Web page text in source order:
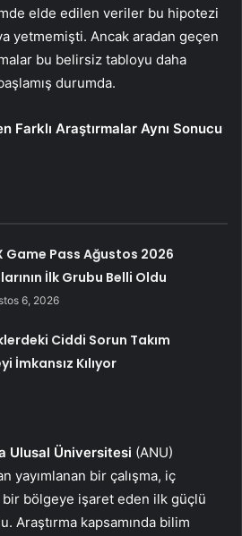
elde edilen veriler bu hipotezi
yetmemişti. Ancak aradan geçen
bu belirsiz tabloyu daha
durumda.
Farklı Araştırmalar Aynı Sonucu
Game Pass Ağustos 2026
İlk Grubu Belli Oldu
6, 2026
Ciddi Sorun Takım
İmkansız Kılıyor
Ulusal Üniversitesi (ANU)
yayımlanan bir çalışma, iç
bölgeye işaret eden ilk güçlü
Araştırma kapsamında bilim